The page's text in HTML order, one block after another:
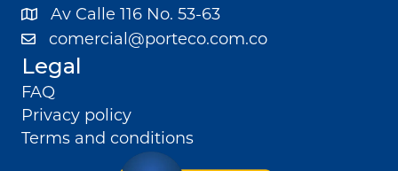
Av Calle 116 No. 53-63
comercial@porteco.com.co
Legal
FAQ
Privacy policy
Terms and conditions